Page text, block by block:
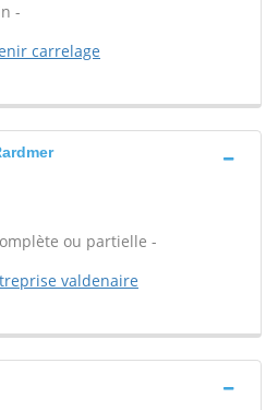
-
carrelage
ou partielle -
valdenaire